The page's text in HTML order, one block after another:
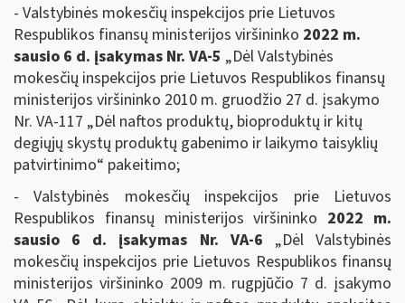
- Valstybinės mokesčių inspekcijos prie Lietuvos
Respublikos finansų ministerijos viršininko 2022 m.
sausio 6 d. įsakymas Nr. VA-5 „Dėl Valstybinės
mokesčių inspekcijos prie Lietuvos Respublikos finansų
ministerijos viršininko 2010 m. gruodžio 27 d. įsakymo
Nr. VA-117 „Dėl naftos produktų, bioproduktų ir kitų
degiųjų skystų produktų gabenimo ir laikymo taisyklių
patvirtinimo“ pakeitimo;
- Valstybinės mokesčių inspekcijos prie Lietuvos
Respublikos finansų ministerijos viršininko 2022 m.
sausio 6 d. įsakymas Nr. VA-6 „Dėl Valstybinės
mokesčių inspekcijos prie Lietuvos Respublikos finansų
ministerijos viršininko 2009 m. rugpjūčio 7 d. įsakymo